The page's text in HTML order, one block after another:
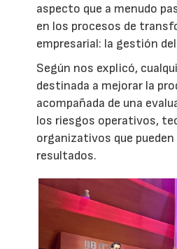
aspecto que a menudo
en los procesos de
empresarial: la gestión
Según nos explicó,
destinada a mejorar la
acompañada de una
los riesgos operativos,
organizativos que
resultados.